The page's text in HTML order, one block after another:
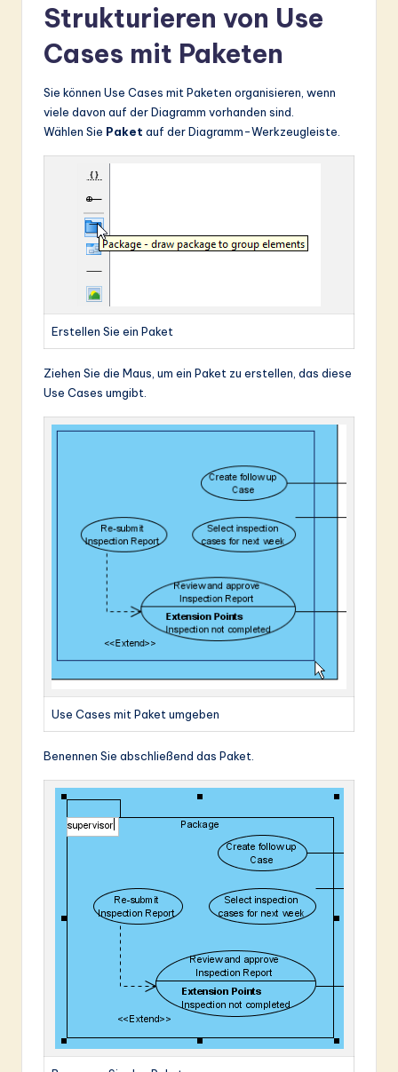
Strukturieren von Use
Cases mit Paketen
Sie können Use Cases mit Paketen organisieren, wenn
viele davon auf der Diagramm vorhanden sind.
Wählen Sie Paket auf der Diagramm-Werkzeugleiste.
Erstellen Sie ein Paket
Ziehen Sie die Maus, um ein Paket zu erstellen, das diese
Use Cases umgibt.
Use Cases mit Paket umgeben
Benennen Sie abschließend das Paket.